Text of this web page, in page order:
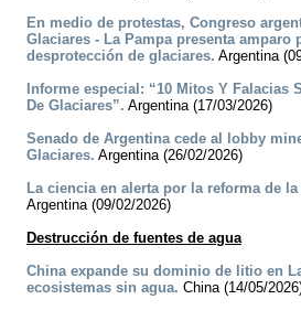
En medio de protestas, Congreso
Glaciares - La Pampa presenta amparo
desprotección de glaciares. Argentina
Informe especial: “10 Mitos Y Falacias
De Glaciares”. Argentina (17/03/2026)
Senado de Argentina cede al lobby
Glaciares. Argentina (26/02/2026)
La ciencia en alerta por la reforma de
Argentina (09/02/2026)
Destrucción de fuentes de agua
China expande su dominio de litio en
ecosistemas sin agua. China (14/05/